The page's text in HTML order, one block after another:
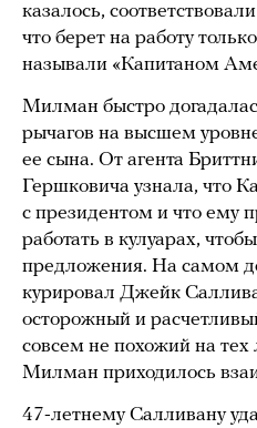
казалось,
что берет на работу
называли «Капитаном
Милман быстро
рычагов на высшем
ее сына. От агента
Гершковича узнала, что
с президентом и что ему
работать в кулуарах,
предложения. На самом
курировал Джейк
осторожный и
совсем не похожий на
Милман приходилось
47-летнему Салливану